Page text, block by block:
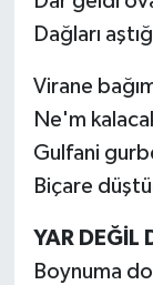
Dağları
Virane
Ne'm
Gulfani
Biçare
YAR DEĞİL
Boynuma